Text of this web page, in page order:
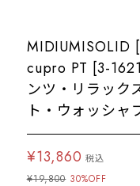
MIDIUMISOLID
cupro PT [3-
ンツ・リラック
ト・ウォッシャ
¥13,860 税込
¥19,800 30%OFF